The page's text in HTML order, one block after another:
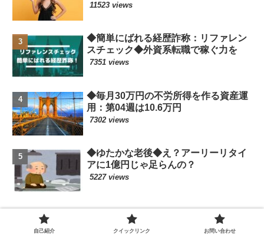
11523 views
◆簡単にばれる経歴詐称：リファレン
スチェック◆外資系転職で稼ぐ力を
7351 views
◆毎月30万円の不労所得を作る資産運
用：第04週は10.6万円
7302 views
◆ゆたかな老後◆え？アーリーリタイ
アに1億円じゃ足らんの？
5227 views
自己紹介 クイックリンク お問い合わせ